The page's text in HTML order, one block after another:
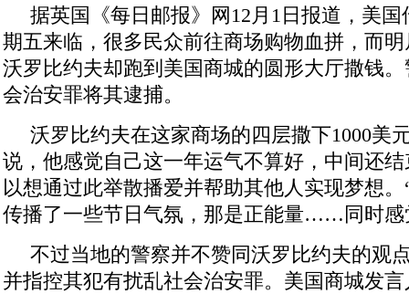
据英国《每日邮报》网12月1日报道，美
期五来临，很多民众前往商场购物血拼，而
沃罗比约夫却跑到美国商城的圆形大厅撒钱
会治安罪将其逮捕。
沃罗比约夫在这家商场的四层撒下1000美
说，他感觉自己这一年运气不算好，中间还
以想通过此举散播爱并帮助其他人实现梦想
传播了一些节日气氛，那是正能量……同时感
不过当地的警察并不赞同沃罗比约夫的观
并指控其犯有扰乱社会治安罪。美国商城发